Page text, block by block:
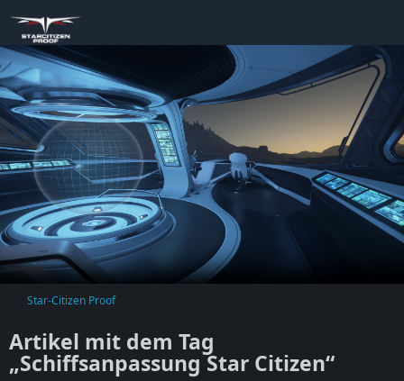
Star-Citizen Proof
Artikel mit dem Tag
„Schiffsanpassung Star Citizen“